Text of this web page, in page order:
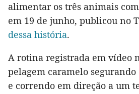
alimentar os três animais
em 19 de junho, publicou no
dessa história.
A rotina registrada em vídeo
pelagem caramelo segurando
e correndo em direção a um